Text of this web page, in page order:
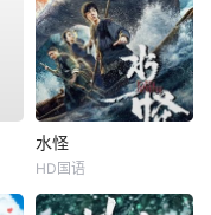
水怪
HD国语